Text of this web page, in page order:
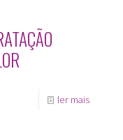
ler mais